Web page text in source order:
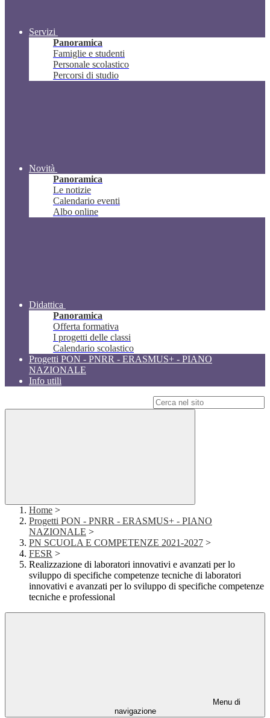
Servizi
Panoramica
Famiglie e studenti
Personale scolastico
Percorsi di studio
Novità
Panoramica
Le notizie
Calendario eventi
Albo online
Didattica
Panoramica
Offerta formativa
I progetti delle classi
Calendario scolastico
Progetti PON - PNRR - ERASMUS+ - PIANO
NAZIONALE
Info utili
Home >
Progetti PON - PNRR - ERASMUS+ - PIANO
NAZIONALE >
PN SCUOLA E COMPETENZE 2021-2027 >
FESR >
Realizzazione di laboratori innovativi e avanzati per lo
sviluppo di specifiche competenze tecniche di laboratori
innovativi e avanzati per lo sviluppo di specifiche competenze
tecniche e professional
Menu di
navigazione